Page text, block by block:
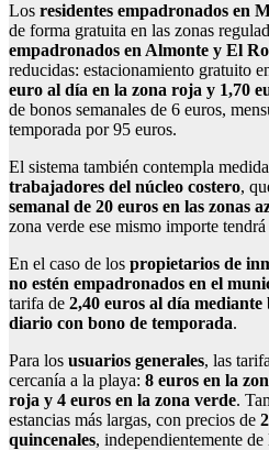
Los residentes empadronados en
de forma gratuita en las zonas
empadronados en Almonte y El
reducidas: estacionamiento gratuito
euro al día en la zona roja y 1,70
de bonos semanales de 6 euros,
temporada por 95 euros.
El sistema también contempla
trabajadores del núcleo costero,
semanal de 20 euros en las zonas
zona verde ese mismo importe
En el caso de los propietarios de
no estén empadronados en el
tarifa de 2,40 euros al día
diario con bono de temporada.
Para los usuarios generales, las
cercanía a la playa: 8 euros en la
roja y 4 euros en la zona verde.
estancias más largas, con precios de
quincenales, independientemente de